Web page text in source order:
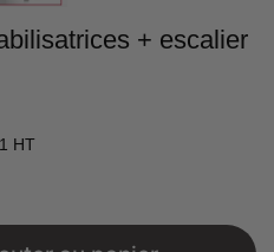
+ escalier
HT